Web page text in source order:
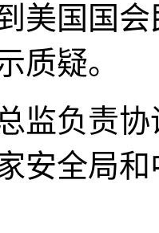
美国国
质疑。
负责协
安全局